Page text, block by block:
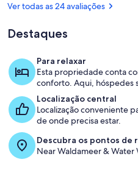
Ver todas as 24 avaliações
Destaques
Para relaxar
Esta propriedade conta
conforto. Aqui, hóspedes
Localização central
Localização conveniente
de onde precisa estar.
Descubra os pontos
Near Waldameer & Water